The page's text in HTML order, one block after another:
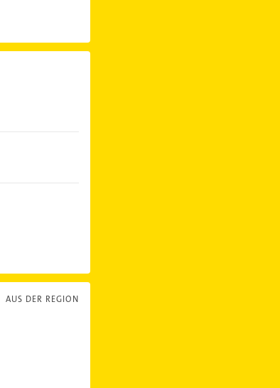
AUS DER REGION